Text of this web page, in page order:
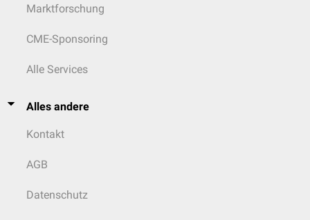
Marktforschung
CME-Sponsoring
Alle Services
Alles andere
Kontakt
AGB
Datenschutz